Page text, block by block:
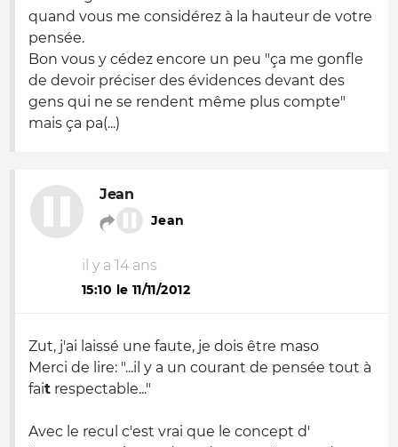
quand vous me considérez à la hauteur de votre
pensée.
Bon vous y cédez encore un peu "ça me gonfle
de devoir préciser des évidences devant des
gens qui ne se rendent même plus compte"
mais ça pa(...)
Jean
Jean
il y a 14 ans
15:10 le 11/11/2012
Zut, j'ai laissé une faute, je dois être maso
Merci de lire: "...il y a un courant de pensée tout à
fait respectable..."
Avec le recul c'est vrai que le concept d'